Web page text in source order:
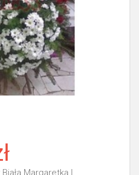
Margaretka I